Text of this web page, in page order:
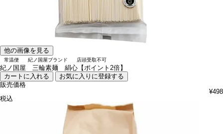
他の画像を見る
常温便 紀ノ国屋ブランド 店頭受取不可
紀ノ国屋 三輪素麺 絹心【ポイント2倍】
カートに入れる
お気に入りに登録する
販売価格
¥498
税込